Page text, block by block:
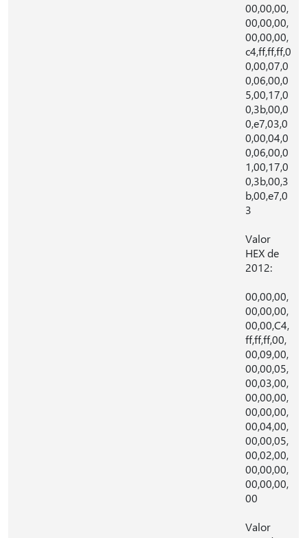
00,00,00,
00,00,00,
00,00,00,
c4,ff,ff,ff,0
0,00,07,0
0,06,00,0
5,00,17,0
0,3b,00,0
0,e7,03,0
0,00,04,0
0,06,00,0
1,00,17,0
0,3b,00,3
b,00,e7,0
3
Valor
HEX de
2012:
00,00,00,
00,00,00,
00,00,C4,
ff,ff,ff,00,
00,09,00,
00,00,05,
00,03,00,
00,00,00,
00,00,00,
00,04,00,
00,00,05,
00,02,00,
00,00,00,
00,00,00,
00
Valor